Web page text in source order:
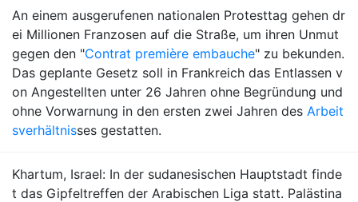
An einem ausgerufenen nationalen Protesttag gehen dr
ei Millionen Franzosen auf die Straße, um ihren Unmut
gegen den "Contrat première embauche" zu bekunden.
Das geplante Gesetz soll in Frankreich das Entlassen v
on Angestellten unter 26 Jahren ohne Begründung und
ohne Vorwarnung in den ersten zwei Jahren des Arbeit
sverhältnisses gestatten.
Khartum, Israel: In der sudanesischen Hauptstadt finde
t das Gipfeltreffen der Arabischen Liga statt. Palästina